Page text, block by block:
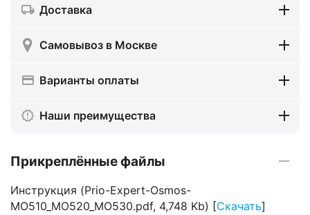
Доставка
Самовывоз в Москве
Варианты оплаты
Наши преимущества
Прикреплённые файлы
Инструкция (Prio-Expert-Osmos-
MO510_MO520_MO530.pdf, 4,748 Kb) [Скачать]